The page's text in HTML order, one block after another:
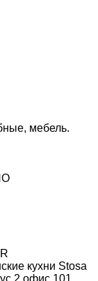
мебель.
кухни Stosa
2 офис 101